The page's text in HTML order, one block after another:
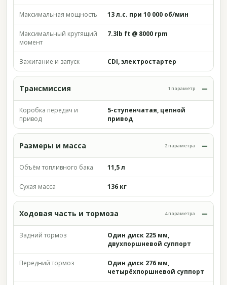
Максимальная мощность 13 л.с. при 10 000 об/мин
Максимальный крутящий
момент
7.3lb ft @ 8000 rpm
Зажигание и запуск CDI, электростартер
Трансмиссия 1 параметр
Коробка передач и
привод
5-ступенчатая, цепной
привод
Размеры и масса 2 параметра
Объём топливного бака 11,5 л
Сухая масса 136 кг
Ходовая часть и тормоза 4 параметра
Задний тормоз
Один диск 225 мм,
двухпоршневой суппорт
Передний тормоз
Один диск 276 мм,
четырёхпоршневой суппорт